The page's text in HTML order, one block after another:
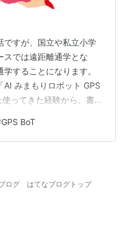
ですが、国立や私立小学
スでは遠距離通学とな
することになります。
みまもりロボット GPS
ってきた経験から、書い
GPS BoT
ログ
はてなブログトップ